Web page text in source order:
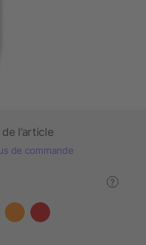
l’article
de commande
?